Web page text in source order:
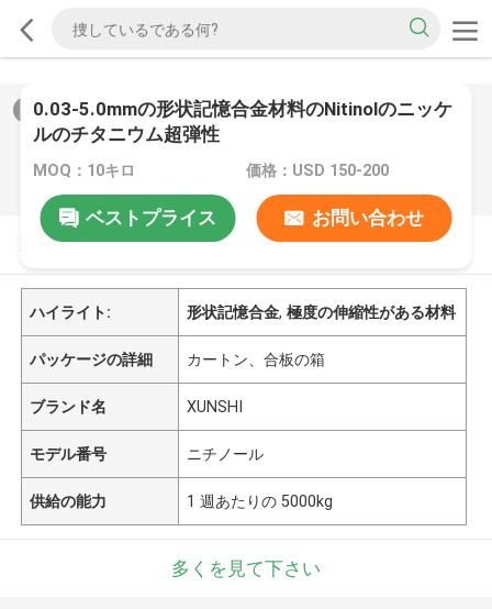
/0
0.03-5.0mmの形状記憶合金材料のNitinolのニッケ
ルのチタニウム超弾性
MOQ：10キロ 価格：USD 150-200
ベストプライス
お問い合わせ
製品の説明
ハイライト: 形状記憶合金,極度の伸縮性がある材料
パッケージの詳細 カートン、合板の箱
ブランド名 XUNSHI
モデル番号 ニチノール
供給の能力 1 週あたりの 5000kg
多くを見て下さい